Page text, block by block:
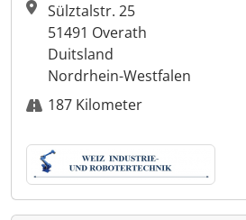
Sülztalstr. 25
51491 Overath
Duitsland
Nordrhein-Westfalen
187 Kilometer